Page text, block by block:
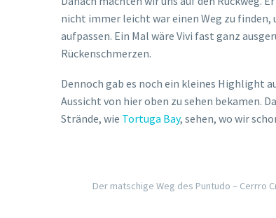
nicht immer leicht war einen Weg zu finden,
aufpassen. Ein Mal wäre Vivi fast ganz
Rückenschmerzen.
Dennoch gab es noch ein kleines Highlight
Aussicht von hier oben zu sehen bekamen.
Strände, wie Tortuga Bay, sehen, wo wir
Der matschige Weg des Puntudo – Cerrro